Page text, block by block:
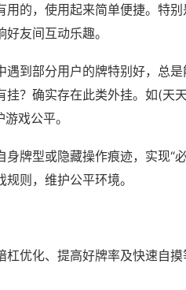
的，使用起来简单便捷。特别
友间互动乐趣。
到部分用户的牌特别好，总是
？确实存在此类外挂。如(天
戏公平。
牌型或隐藏操作痕迹，实现“
则，维护公平环境。
优化、提高好牌率及快速自摸